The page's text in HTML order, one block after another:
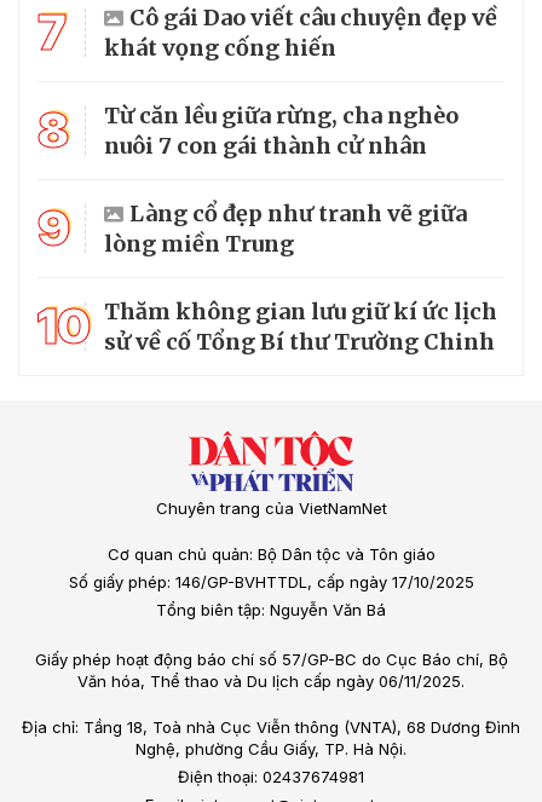
7
Cô gái Dao viết câu chuyện đẹp về
khát vọng cống hiến
8
Từ căn lều giữa rừng, cha nghèo
nuôi 7 con gái thành cử nhân
9
Làng cổ đẹp như tranh vẽ giữa
lòng miền Trung
10 Thăm không gian lưu giữ kí ức lịch
sử về cố Tổng Bí thư Trường Chinh
Chuyên trang của VietNamNet
Cơ quan chủ quản: Bộ Dân tộc và Tôn giáo
Số giấy phép: 146/GP-BVHTTDL, cấp ngày 17/10/2025
Tổng biên tập: Nguyễn Văn Bá
Giấy phép hoạt động báo chí số 57/GP-BC do Cục Báo chí, Bộ
Văn hóa, Thể thao và Du lịch cấp ngày 06/11/2025.
Địa chỉ: Tầng 18, Toà nhà Cục Viễn thông (VNTA), 68 Dương Đình
Nghệ, phường Cầu Giấy, TP. Hà Nội.
Điện thoại: 02437674981